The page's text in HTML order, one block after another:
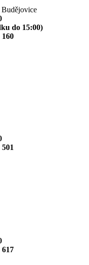
do 15:00)
160
617